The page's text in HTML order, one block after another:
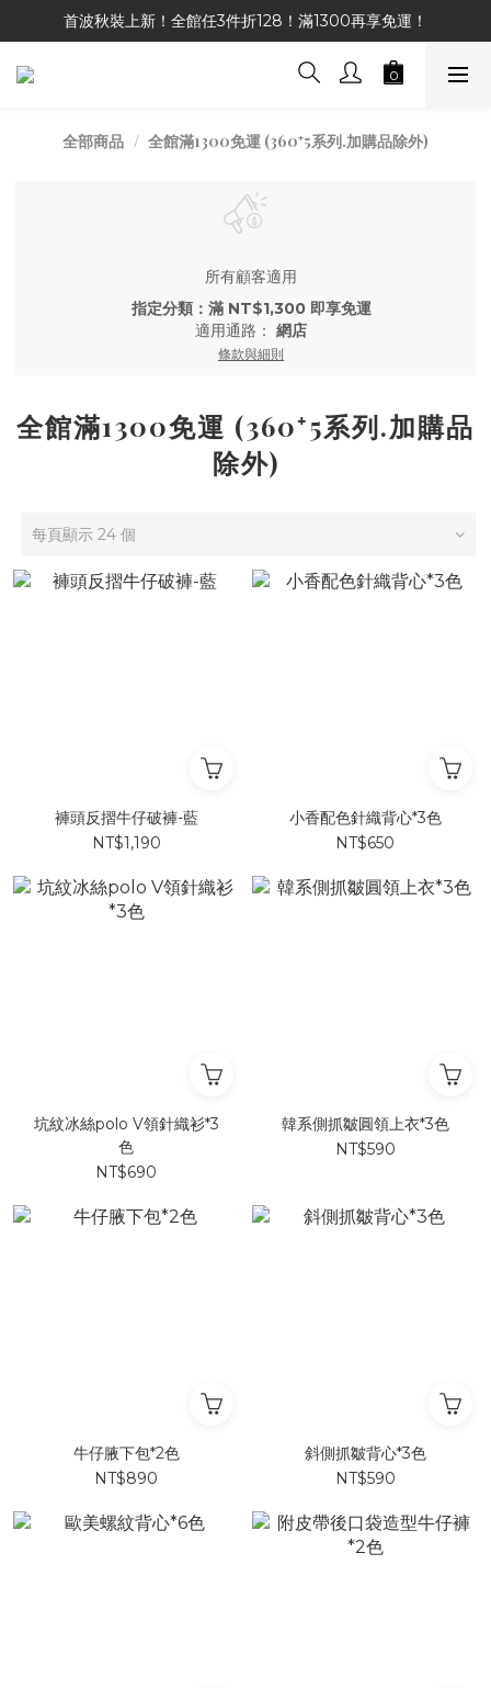
首波秋裝上新！全館任3件折128！滿1300再享免運！
全部商品 全館滿1300免運 (360⁺5系列.加購品除外)
所有顧客適用
指定分類：滿 NT$1,300 即享免運
適用通路： 網店
條款與細則
全館滿1300免運 (360⁺5系列.加購品
除外)
每頁顯示 24 個
褲頭反摺牛仔破褲-藍
NT$1,190
小香配色針織背心*3色
NT$650
坑紋冰絲polo V領針織衫*3
色
NT$690
韓系側抓皺圓領上衣*3色
NT$590
牛仔腋下包*2色
NT$890
斜側抓皺背心*3色
NT$590